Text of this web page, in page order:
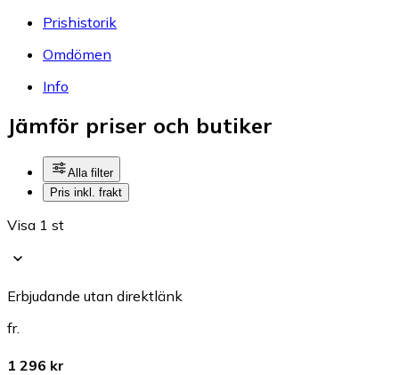
Prishistorik
Omdömen
Info
Jämför priser och butiker
Alla filter
Pris inkl. frakt
Visa 1 st
Erbjudande utan direktlänk
fr.
1 296 kr